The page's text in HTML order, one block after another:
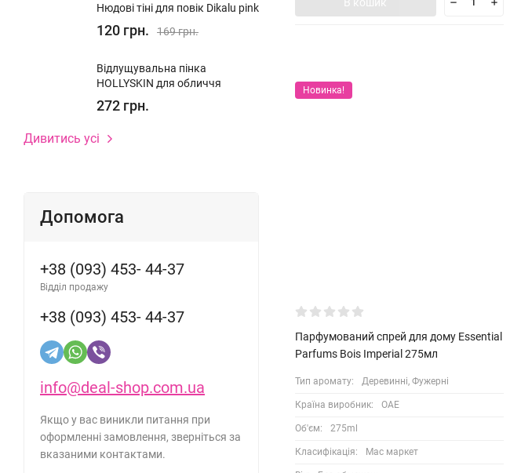
Нюдові тіні для повік Dikalu pink
120 грн. 169 грн.
Відлущувальна пінка
HOLLYSKIN для обличчя
272 грн.
Дивитись усі
Допомога
+38 (093) 453- 44-37
Відділ продажу
+38 (093) 453- 44-37
info@deal-shop.com.ua
Якщо у вас виникли питання при
оформленні замовлення, зверніться за
вказаними контактами.
Новинка!
Парфумований спрей для дому Essential
Parfums Bois Imperial 275мл
Тип аромату: Деревинні, Фужерні
Країна виробник: ОАЕ
Об'єм: 275ml
Класифікація: Мас маркет